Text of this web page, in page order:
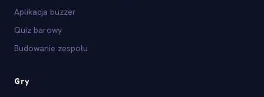
Aplikacja buzzer
Quiz barowy
Budowanie zespołu
Gry